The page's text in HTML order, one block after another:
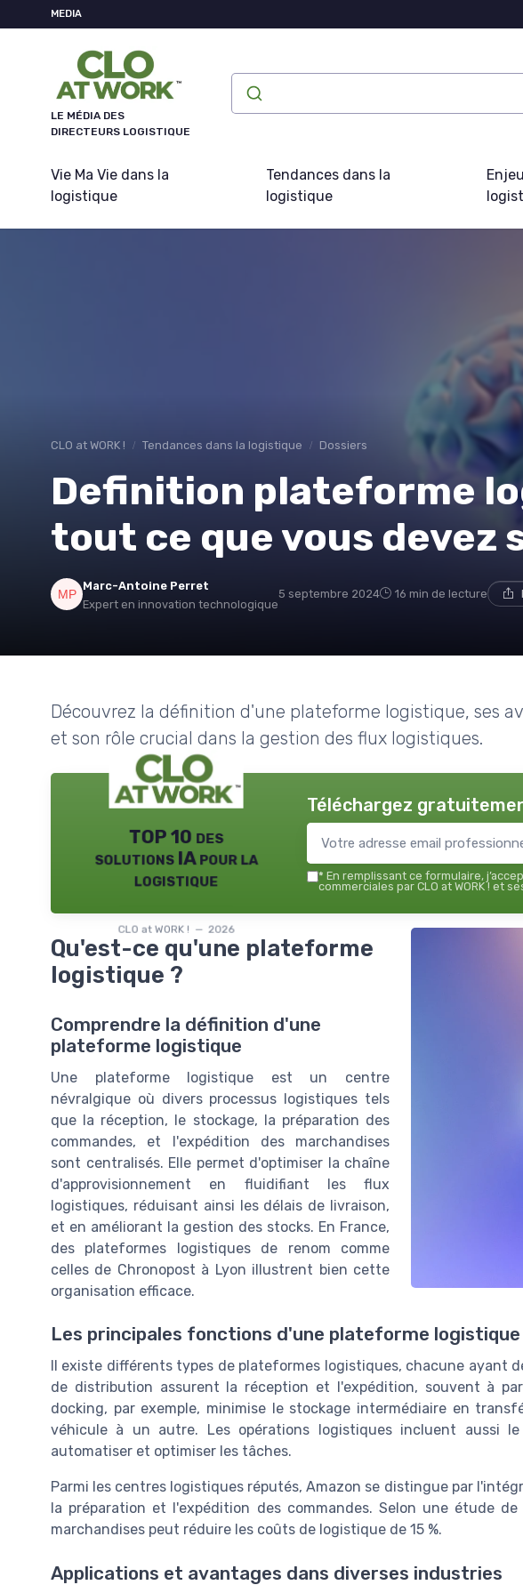
MEDIA
LE MÉDIA DES
DIRECTEURS LOGISTIQUE
Vie Ma Vie dans la
logistique
Tendances dans la
logistique
CLO at WORK ! Tendances dans la logistique Dossiers
Definition plateforme
tout ce que vous devez
Marc-Antoine Perret
Expert en innovation technologique
5 septembre 2024 16 min de lecture
Découvrez la définition d'une plateforme logistique, ses
et son rôle crucial dans la gestion des flux logistiques.
TOP 10 des
solutions IA pour la
logistique
CLO at WORK ! — 2026
Téléchargez
* En remplissant ce formulaire,
commerciales par CLO at WORK ! et
Qu'est-ce qu'une plateforme
logistique ?
Comprendre la définition d'une
plateforme logistique
Une plateforme logistique est un centre
névralgique où divers processus logistiques tels
que la réception, le stockage, la préparation des
commandes, et l'expédition des marchandises
sont centralisés. Elle permet d'optimiser la chaîne
d'approvisionnement en fluidifiant les flux
logistiques, réduisant ainsi les délais de livraison,
et en améliorant la gestion des stocks. En France,
des plateformes logistiques de renom comme
celles de Chronopost à Lyon illustrent bien cette
organisation efficace.
Les principales fonctions d'une plateforme logistique
Il existe différents types de plateformes logistiques, chacune ayant
de distribution assurent la réception et l'expédition, souvent à
docking, par exemple, minimise le stockage intermédiaire en
véhicule à un autre. Les opérations logistiques incluent aussi le
automatiser et optimiser les tâches.
Parmi les centres logistiques réputés, Amazon se distingue par
la préparation et l'expédition des commandes. Selon une étude
marchandises peut réduire les coûts de logistique de 15 %.
Applications et avantages dans diverses industries
Panneau de gestion des cookies